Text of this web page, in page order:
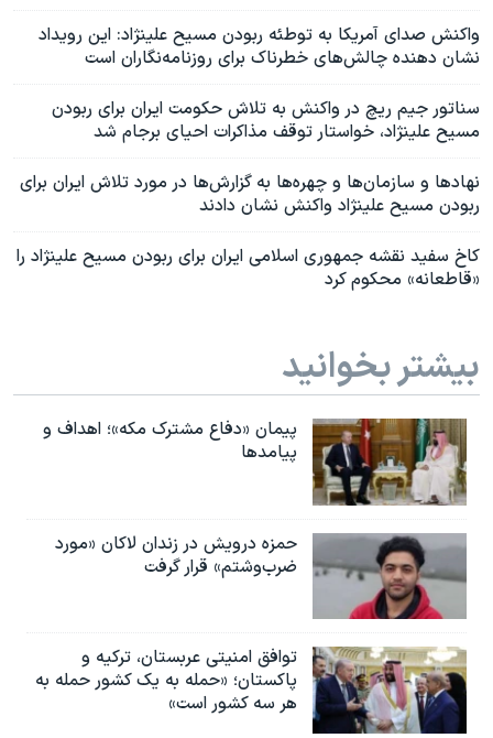
واکنش صدای آمریکا به توطئه ربودن مسیح علینژاد: این رویداد
نشان دهنده چالش‌های خطرناک برای روزنامه‌نگاران است
سناتور جیم ریچ در واکنش به تلاش حکومت ایران برای ربودن
مسیح علینژاد، خواستار توقف مذاکرات احیای برجام شد
نهادها و سازمان‌ها و چهره‌ها به گزارش‌ها در مورد تلاش ایران برای
ربودن مسیح علینژاد واکنش نشان دادند
کاخ سفید نقشه جمهوری اسلامی ایران برای ربودن مسیح علینژاد را
«قاطعانه» محکوم کرد
بیشتر بخوانید
پیمان «دفاع مشترک مکه»؛ اهداف و
پیامدها
حمزه درویش در زندان لاکان «مورد
ضرب‌وشتم» قرار گرفت
توافق امنیتی عربستان، ترکیه و
پاکستان؛ «حمله به یک کشور حمله به
هر سه کشور است»